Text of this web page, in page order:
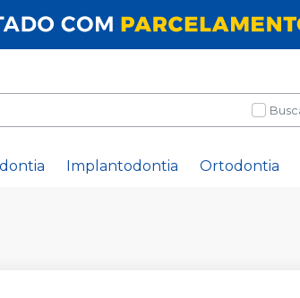
Implantodontia Ortodontia